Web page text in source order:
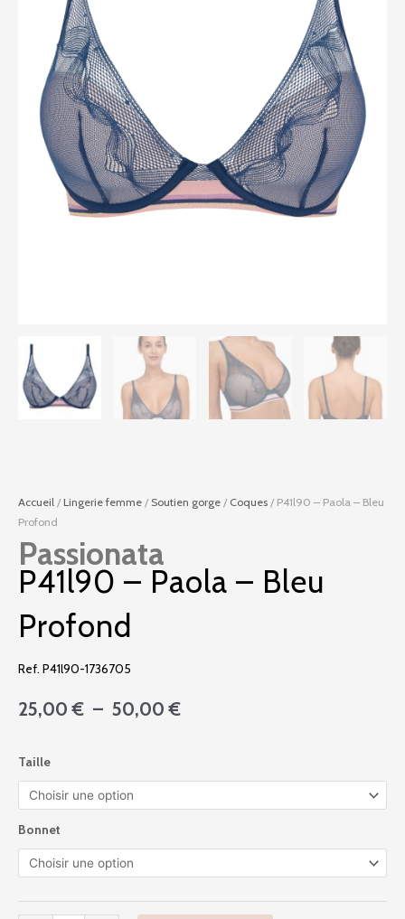
Accueil / Lingerie femme / Soutien gorge / Coques / P41l90 – Paola – Bleu
Profond
Passionata
P41l90 – Paola – Bleu
Profond
Ref. P41l90-1736705
25,00€ – 50,00€Plage
à
50,00 €
Taille
Bonnet
de
P41l90
-
Paola
-
Bleu